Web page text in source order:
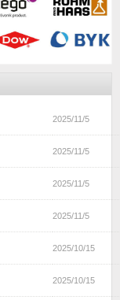
2025/11/5
2025/11/5
2025/11/5
2025/11/5
2025/10/15
2025/10/15